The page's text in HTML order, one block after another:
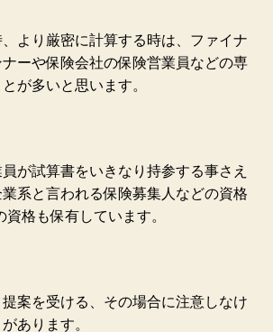
より厳密に計算する時は、ファイナ
ーや保険会社の保険営業員などの専
が多いと思います。
が試算書をいきなり持参する事さえ
系と言われる保険募集人などの資格
格も保有しています。
案を受ける、その場合に注意しなけ
あります。